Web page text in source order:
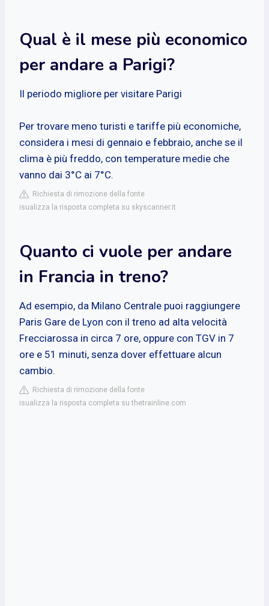
Qual è il mese più economico
per andare a Parigi?
Il periodo migliore per visitare Parigi
Per trovare meno turisti e tariffe più economiche,
considera i mesi di gennaio e febbraio, anche se il
clima è più freddo, con temperature medie che
vanno dai 3°C ai 7°C.
Richiesta di rimozione della fonte
isualizza la risposta completa su skyscanner.it
Quanto ci vuole per andare
in Francia in treno?
Ad esempio, da Milano Centrale puoi raggiungere
Paris Gare de Lyon con il treno ad alta velocità
Frecciarossa in circa 7 ore, oppure con TGV in 7
ore e 51 minuti, senza dover effettuare alcun
cambio.
Richiesta di rimozione della fonte
isualizza la risposta completa su thetrainline.com